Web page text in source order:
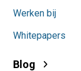
Werken bij
Whitepapers
Blog